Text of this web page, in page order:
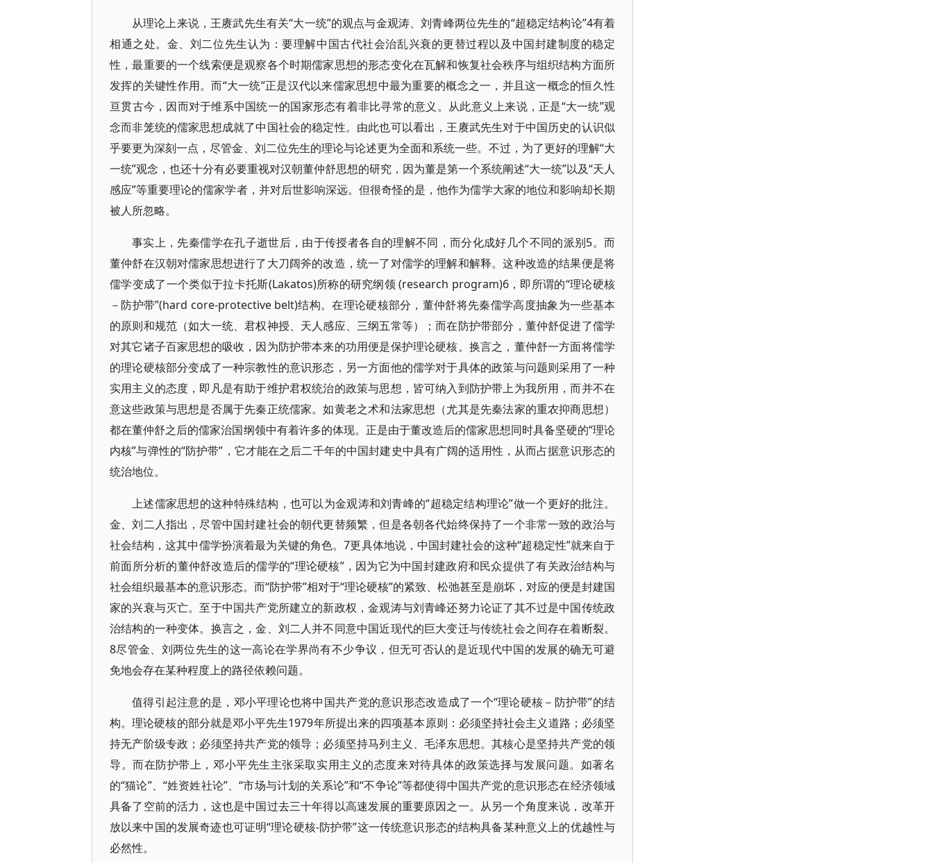
从理论上来说，王赓武先生有关“大一统”的观点与金观涛、刘青峰两位先生的“超稳定结构论”4有着
相通之处。金、刘二位先生认为：要理解中国古代社会治乱兴衰的更替过程以及中国封建制度的稳定
性，最重要的一个线索便是观察各个时期儒家思想的形态变化在瓦解和恢复社会秩序与组织结构方面所
发挥的关键性作用。而“大一统”正是汉代以来儒家思想中最为重要的概念之一，并且这一概念的恒久性
亘贯古今，因而对于维系中国统一的国家形态有着非比寻常的意义。从此意义上来说，正是“大一统”观
念而非笼统的儒家思想成就了中国社会的稳定性。由此也可以看出，王赓武先生对于中国历史的认识似
乎要更为深刻一点，尽管金、刘二位先生的理论与论述更为全面和系统一些。不过，为了更好的理解“大
一统”观念，也还十分有必要重视对汉朝董仲舒思想的研究，因为董是第一个系统阐述“大一统”以及“天人
感应”等重要理论的儒家学者，并对后世影响深远。但很奇怪的是，他作为儒学大家的地位和影响却长期
被人所忽略。
事实上，先秦儒学在孔子逝世后，由于传授者各自的理解不同，而分化成好几个不同的派别5。而
董仲舒在汉朝对儒家思想进行了大刀阔斧的改造，统一了对儒学的理解和解释。这种改造的结果便是将
儒学变成了一个类似于拉卡托斯(Lakatos)所称的研究纲领 (research program)6，即所谓的“理论硬核
－防护带”(hard core-protective belt)结构。在理论硬核部分，董仲舒将先秦儒学高度抽象为一些基本
的原则和规范（如大一统、君权神授、天人感应、三纲五常等）；而在防护带部分，董仲舒促进了儒学
对其它诸子百家思想的吸收，因为防护带本来的功用便是保护理论硬核。换言之，董仲舒一方面将儒学
的理论硬核部分变成了一种宗教性的意识形态，另一方面他的儒学对于具体的政策与问题则采用了一种
实用主义的态度，即凡是有助于维护君权统治的政策与思想，皆可纳入到防护带上为我所用，而并不在
意这些政策与思想是否属于先秦正统儒家。如黄老之术和法家思想（尤其是先秦法家的重农抑商思想）
都在董仲舒之后的儒家治国纲领中有着许多的体现。正是由于董改造后的儒家思想同时具备坚硬的“理论
内核”与弹性的“防护带”，它才能在之后二千年的中国封建史中具有广阔的适用性，从而占据意识形态的
统治地位。
上述儒家思想的这种特殊结构，也可以为金观涛和刘青峰的“超稳定结构理论”做一个更好的批注。
金、刘二人指出，尽管中国封建社会的朝代更替频繁，但是各朝各代始终保持了一个非常一致的政治与
社会结构，这其中儒学扮演着最为关键的角色。7更具体地说，中国封建社会的这种“超稳定性”就来自于
前面所分析的董仲舒改造后的儒学的“理论硬核”，因为它为中国封建政府和民众提供了有关政治结构与
社会组织最基本的意识形态。而“防护带”相对于“理论硬核”的紧致、松弛甚至是崩坏，对应的便是封建国
家的兴衰与灭亡。至于中国共产党所建立的新政权，金观涛与刘青峰还努力论证了其不过是中国传统政
治结构的一种变体。换言之，金、刘二人并不同意中国近现代的巨大变迁与传统社会之间存在着断裂。
8尽管金、刘两位先生的这一高论在学界尚有不少争议，但无可否认的是近现代中国的发展的确无可避
免地会存在某种程度上的路径依赖问题。
值得引起注意的是，邓小平理论也将中国共产党的意识形态改造成了一个“理论硬核－防护带”的结
构。理论硬核的部分就是邓小平先生1979年所提出来的四项基本原则：必须坚持社会主义道路；必须坚
持无产阶级专政；必须坚持共产党的领导；必须坚持马列主义、毛泽东思想。其核心是坚持共产党的领
导。而在防护带上，邓小平先生主张采取实用主义的态度来对待具体的政策选择与发展问题。如著名
的“猫论”、“姓资姓社论”、“市场与计划的关系论”和“不争论”等都使得中国共产党的意识形态在经济领域
具备了空前的活力，这也是中国过去三十年得以高速发展的重要原因之一。从另一个角度来说，改革开
放以来中国的发展奇迹也可证明“理论硬核-防护带”这一传统意识形态的结构具备某种意义上的优越性与
必然性。